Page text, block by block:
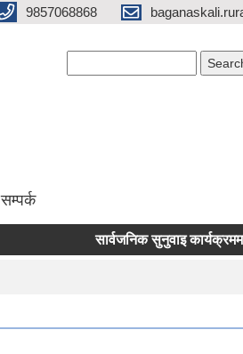
9857068868
सम्पर्क
सार्वजनिक सुनुवाइ कार्यक्रममा